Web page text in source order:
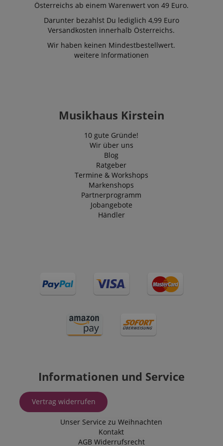
Österreichs ab einem Warenwert von 49 Euro.
Darunter bezahlst Du lediglich 4,99 Euro
Versandkosten innerhalb Österreichs.
Wir haben keinen Mindestbestellwert.
weitere Informationen
Musikhaus Kirstein
10 gute Gründe!
Wir über uns
Blog
Ratgeber
Termine & Workshops
Markenshops
Partnerprogramm
Jobangebote
Händler
Informationen und Service
Vertrag widerrufen
Unser Service zu Weihnachten
Kontakt
AGB Widerrufsrecht
Cookie
Anbieter /
Domain
Laufzeit Beschreibung
zoovu-
www.kirstein.at
1
Stunde
Enables
which page
he was the
Google-
Datenschutzerklärung